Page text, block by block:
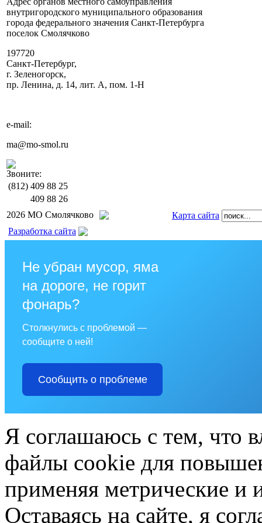
внутригородского муниципального образования
города федерального значения Санкт-Петербурга
поселок Смолячково
197720
Санкт-Петербург,
г. Зеленогорск,
пр. Ленина, д. 14, лит. А, пом. 1-Н
e-mail:
ma@mo-smol.ru
Звоните:
(812) 409 88 25
409 88 26
2026 МО Смолячково
Карта сайта
Разработка сайта
Не убран мусор, яма
на дороге, не горит
фонарь?
Столкнулись с проблемой —
сообщите о ней!
Сообщить о проблеме
Я соглашаюсь с тем, что
файлы cookie для
применяя метрические и
Оставаясь на сайте, я